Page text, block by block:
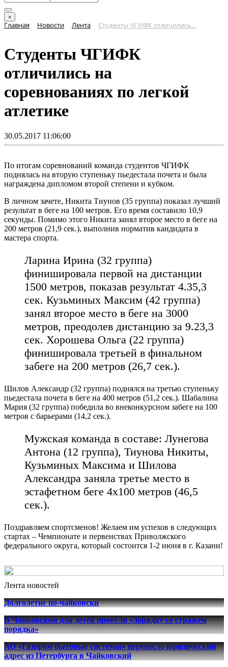
×
Главная Новости Лента Студенты ЧГИФК отличились...
Студенты ЧГИФК
отличились на
соревнованиях по легкой
атлетике
30.05.2017 11:06:00
По итогам соревнований команда студентов ЧГИФК
поднялась на вторую ступеньку пьедестала почета и была
награждена дипломом второй степени и кубком.
В личном зачете, Никита Тиунов (35 группа) показал лучший
результат в беге на 100 метров. Его время составило 10,9
секунды. Помимо этого Никита занял второе место в беге на
200 метров (21,9 сек.), выполнив норматив кандидата в
мастера спорта.
Ларина Ирина (32 группа)
финишировала первой на дистанции
1500 метров, показав результат 4.35,3
сек. Кузьминых Максим (42 группа)
занял второе место в беге на 3000
метров, преодолев дистанцию за 9.23,3
сек. Хорошева Ольга (22 группа)
финишировала третьей в финальном
забеге на 200 метров (26,7 сек.).
Шилов Александр (32 группа) поднялся на третью ступеньку
пьедестала почета в беге на 400 метров (51,2 сек.). Шабалина
Мария (32 группа) победила во внеконкурсном забеге на 100
метров с барьерами (14,2 сек.).
Мужская команда в составе: Лунегова
Антона (12 группа), Тиунова Никиты,
Кузьминых Максима и Шилова
Александра заняла третье место в
эстафетном беге 4х100 метров (46,5
сек.).
Поздравляем спортсменов! Желаем им успехов в следующих
стартах – Чемпионате и первенствах Приволжского
федерального округа, который состоится 1-2 июня в г. Казани!
Лента новостей
Долголетие по-чайковски
В Чайковском для детей провели «Зарядку со стражем
порядка»
АО «Газпром бытовые системы» перенесло юридический
адрес из Петербурга в Чайковский